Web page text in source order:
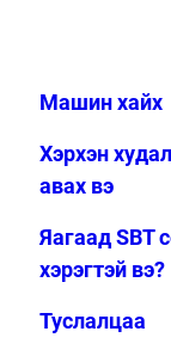
Дуртай Цэс
Машин хайх
Хэрхэн
авах вэ
Яагаад SBT
хэрэгтэй вэ?
Туслалцаа